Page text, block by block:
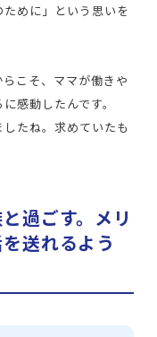
めに」という思いを
こそ、ママが働きや
感動したんです。
したね。求めていたも
過ごす。メリ
送れるよう